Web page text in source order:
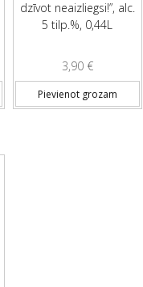
dzīvot neaizliegsi!”, alc.
5 tilp.%, 0,44L
3,90 €
Pievienot grozam